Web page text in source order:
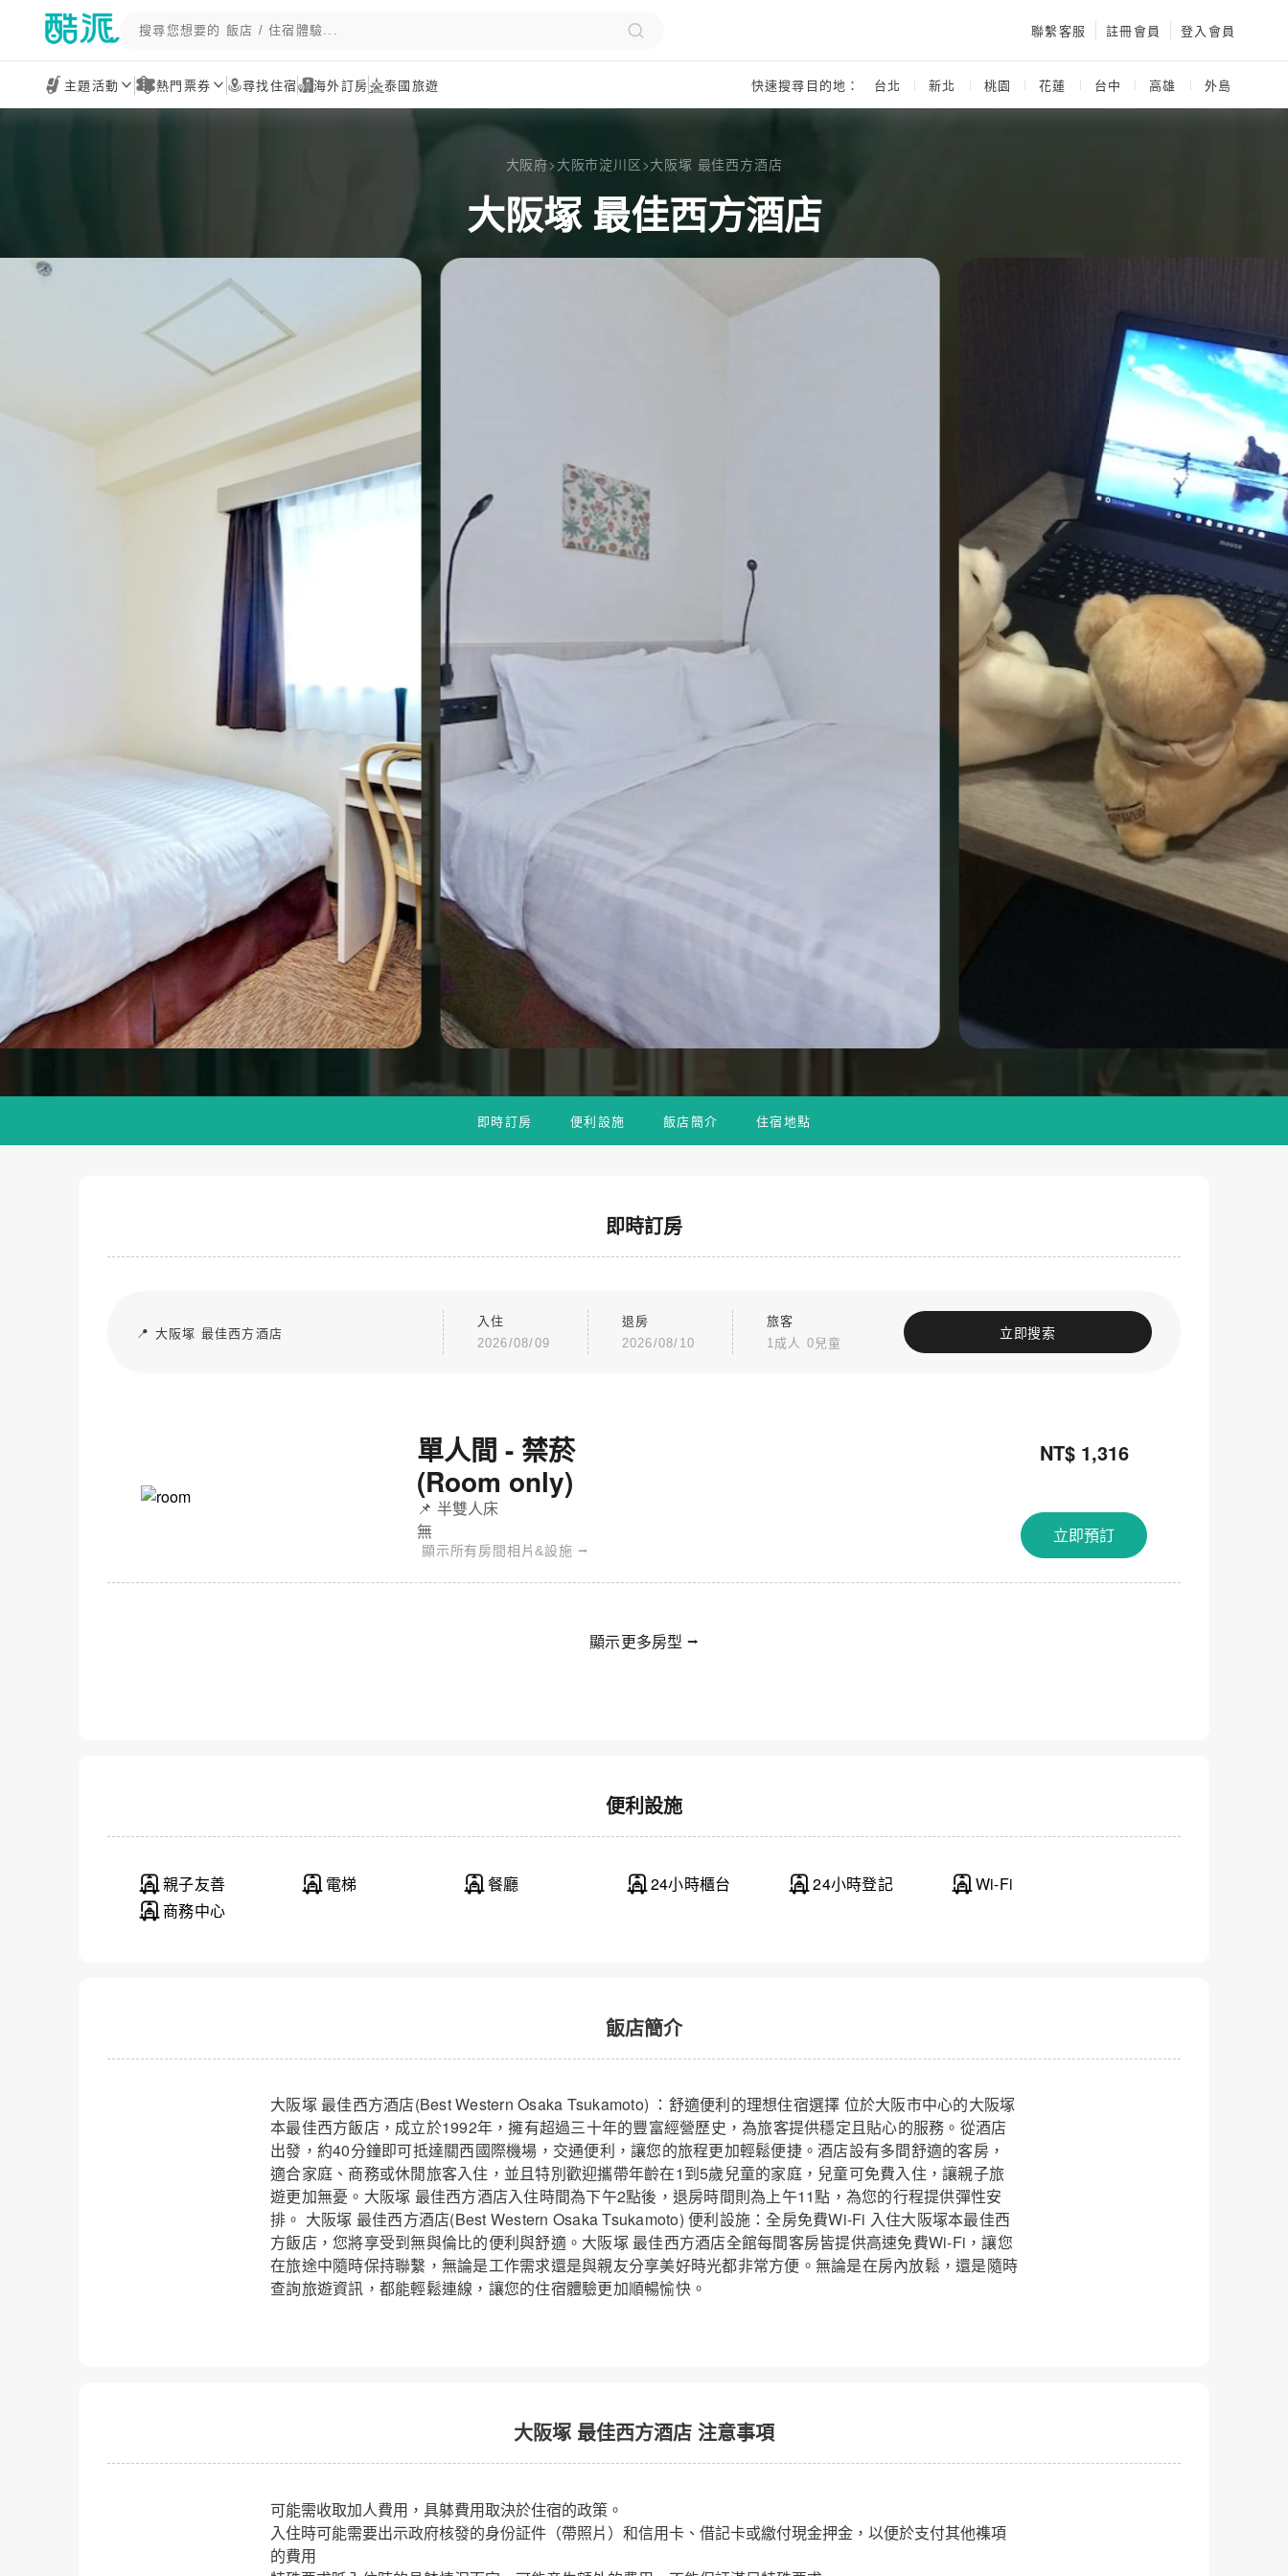
聯繫客服 註冊會員 登入會員
主題活動 熱門票券 尋找住宿 海外訂房 泰國旅遊 快速搜尋目的地： 台北 新北 桃園 花蓮 台中 高雄 外島
大阪府>大阪市淀川区>大阪塚 最佳西方酒店
大阪塚 最佳西方酒店
即時訂房 便利設施 飯店簡介 住宿地點
即時訂房
📍 大阪塚 最佳西方酒店
入住
2026/08/09
退房
2026/08/10
旅客
1成人 0兒童
立即搜索
單人間 - 禁菸
(Room only)
📌 半雙人床
無
顯示所有房間相片&設施 ⭢
NT$ 1,316
立即預訂
顯示更多房型 ⭢
便利設施
親子友善 電梯 餐廳 24小時櫃台 24小時登記
Wi-Fi
商務中心
飯店簡介
大阪塚 最佳西方酒店(Best Western Osaka Tsukamoto) ：舒適便利的理想住宿選擇 位於大阪市中心的大阪塚
本最佳西方飯店，成立於1992年，擁有超過三十年的豐富經營歷史，為旅客提供穩定且貼心的服務。從酒店
出發，約40分鐘即可抵達關西國際機場，交通便利，讓您的旅程更加輕鬆便捷。酒店設有多間舒適的客房，
適合家庭、商務或休閒旅客入住，並且特別歡迎攜帶年齡在1到5歲兒童的家庭，兒童可免費入住，讓親子旅
遊更加無憂。大阪塚 最佳西方酒店入住時間為下午2點後，退房時間則為上午11點，為您的行程提供彈性安
排。 大阪塚 最佳西方酒店(Best Western Osaka Tsukamoto) 便利設施：全房免費Wi-Fi 入住大阪塚本最佳西
方飯店，您將享受到無與倫比的便利與舒適。大阪塚 最佳西方酒店全館每間客房皆提供高速免費Wi-Fi，讓您
在旅途中隨時保持聯繫，無論是工作需求還是與親友分享美好時光都非常方便。無論是在房內放鬆，還是隨時
查詢旅遊資訊，都能輕鬆連線，讓您的住宿體驗更加順暢愉快。
大阪塚 最佳西方酒店 注意事項
可能需收取加人費用，具躰費用取決於住宿的政策。
入住時可能需要出示政府核發的身份証件（帶照片）和信用卡、借記卡或繳付現金押金，以便於支付其他襍項
的費用
大阪塚 最佳西方酒店 - 單人間 - 禁菸